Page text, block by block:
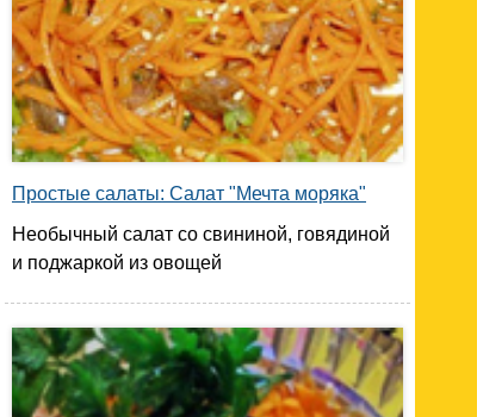
Простые салаты: Салат "Мечта моряка"
Необычный салат со свининой, говядиной
и поджаркой из овощей